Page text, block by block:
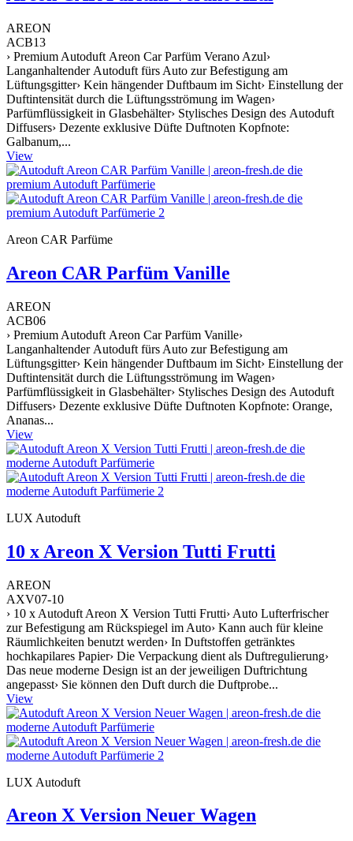
AREON
ACB13
› Premium Autoduft Areon Car Parfüm Verano Azul›
Langanhaltender Autoduft fürs Auto zur Befestigung am
Lüftungsgitter› Kein hängender Duftbaum im Sicht› Einstellung der
Duftintensität durch die Lüftungsströmung im Wagen›
Parfümflüssigkeit in Glasbehälter› Stylisches Design des Autoduft
Diffusers› Dezente exklusive Düfte Duftnoten Kopfnote:
Galbanum,...
View
Areon CAR Parfüme
Areon CAR Parfüm Vanille
AREON
ACB06
› Premium Autoduft Areon Car Parfüm Vanille›
Langanhaltender Autoduft fürs Auto zur Befestigung am
Lüftungsgitter› Kein hängender Duftbaum im Sicht› Einstellung der
Duftintensität durch die Lüftungsströmung im Wagen›
Parfümflüssigkeit in Glasbehälter› Stylisches Design des Autoduft
Diffusers› Dezente exklusive Düfte Duftnoten Kopfnote: Orange,
Ananas...
View
LUX Autoduft
10 x Areon X Version Tutti Frutti
AREON
AXV07-10
› 10 x Autoduft Areon X Version Tutti Frutti› Auto Lufterfrischer
zur Befestigung am Rückspiegel im Auto› Kann auch für kleine
Räumlichkeiten benutzt werden› In Duftstoffen getränktes
hochkapilares Papier› Die Verpackung dient als Duftregulierung›
Das neue moderne Design ist an der jeweiligen Duftrichtung
angepasst› Sie können den Duft durch die Duftprobe...
View
LUX Autoduft
Areon X Version Neuer Wagen